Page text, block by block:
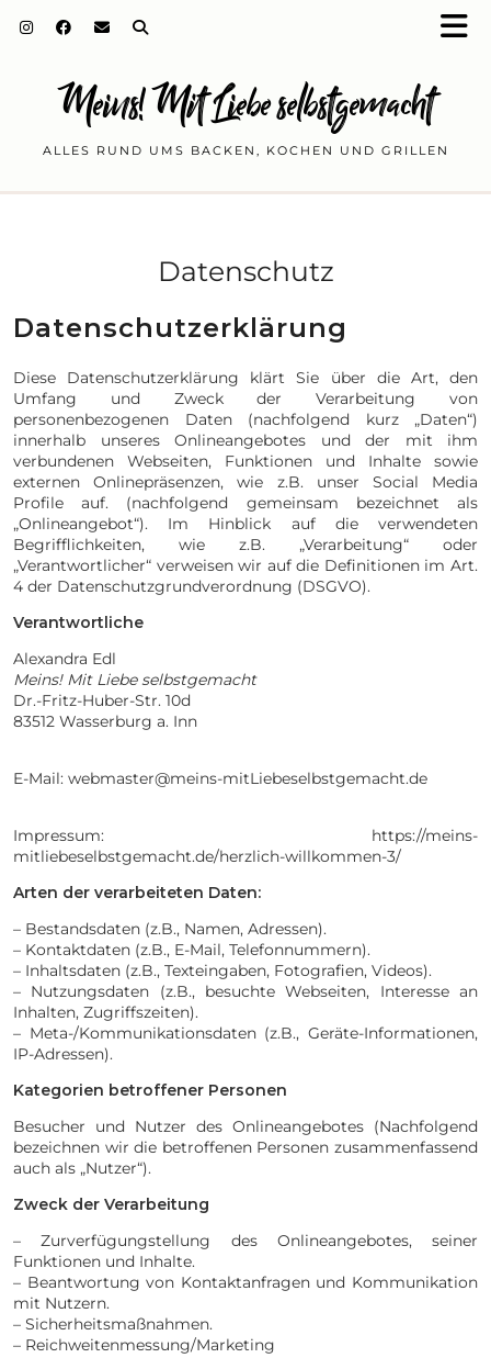
Meins! Mit Liebe selbstgemacht
ALLES RUND UMS BACKEN, KOCHEN UND GRILLEN
Datenschutz
Datenschutzerklärung
Diese Datenschutzerklärung klärt Sie über die Art, den
Umfang und Zweck der Verarbeitung von
personenbezogenen Daten (nachfolgend kurz „Daten“)
innerhalb unseres Onlineangebotes und der mit ihm
verbundenen Webseiten, Funktionen und Inhalte sowie
externen Onlinepräsenzen, wie z.B. unser Social Media
Profile auf. (nachfolgend gemeinsam bezeichnet als
„Onlineangebot“). Im Hinblick auf die verwendeten
Begrifflichkeiten, wie z.B. „Verarbeitung“ oder
„Verantwortlicher“ verweisen wir auf die Definitionen im Art.
4 der Datenschutzgrundverordnung (DSGVO).
Verantwortliche
Alexandra Edl
Meins! Mit Liebe selbstgemacht
Dr.-Fritz-Huber-Str. 10d
83512 Wasserburg a. Inn
E-Mail: webmaster@meins-mitLiebeselbstgemacht.de
Impressum: https://meins-
mitliebeselbstgemacht.de/herzlich-willkommen-3/
Arten der verarbeiteten Daten:
– Bestandsdaten (z.B., Namen, Adressen).
– Kontaktdaten (z.B., E-Mail, Telefonnummern).
– Inhaltsdaten (z.B., Texteingaben, Fotografien, Videos).
– Nutzungsdaten (z.B., besuchte Webseiten, Interesse an
Inhalten, Zugriffszeiten).
– Meta-/Kommunikationsdaten (z.B., Geräte-Informationen,
IP-Adressen).
Kategorien betroffener Personen
Besucher und Nutzer des Onlineangebotes (Nachfolgend
bezeichnen wir die betroffenen Personen zusammenfassend
auch als „Nutzer“).
Zweck der Verarbeitung
– Zurverfügungstellung des Onlineangebotes, seiner
Funktionen und Inhalte.
– Beantwortung von Kontaktanfragen und Kommunikation
mit Nutzern.
– Sicherheitsmaßnahmen.
– Reichweitenmessung/Marketing